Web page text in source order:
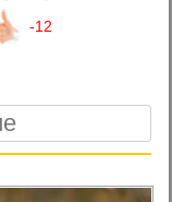
-12